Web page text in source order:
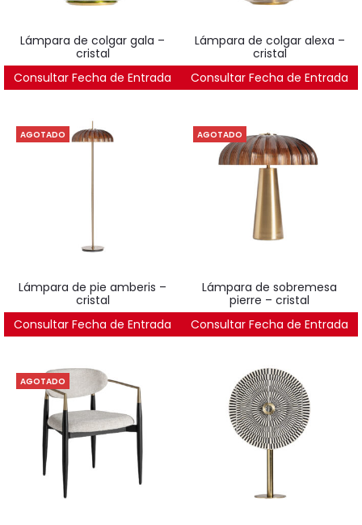
lámpara de colgar gala –
cristal
241€
Consultar Fecha de Entrada
lámpara de colgar alexa –
cristal
358€
Consultar Fecha de Entrada
AGOTADO
lámpara de pie amberis –
cristal
442€
Consultar Fecha de Entrada
AGOTADO
lámpara de sobremesa
pierre – cristal
362€
Consultar Fecha de Entrada
AGOTADO